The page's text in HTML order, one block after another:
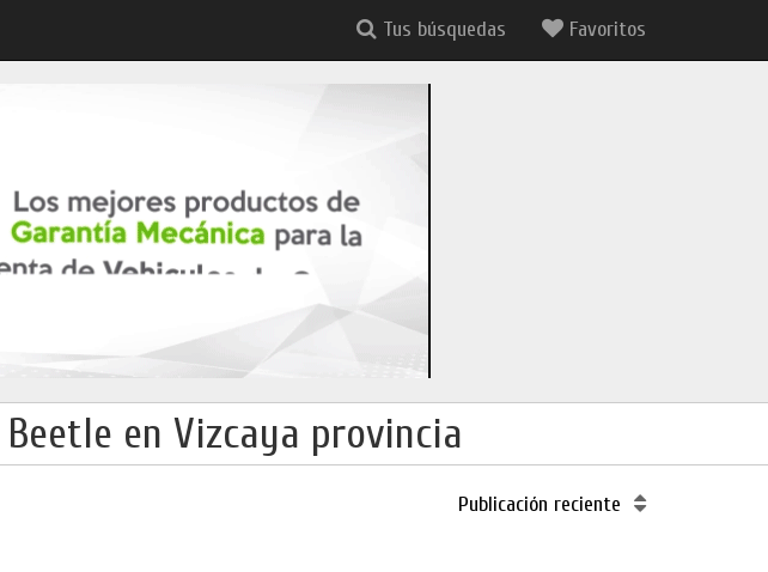
Tus búsquedas Favoritos
en Vizcaya provincia
Publicación reciente